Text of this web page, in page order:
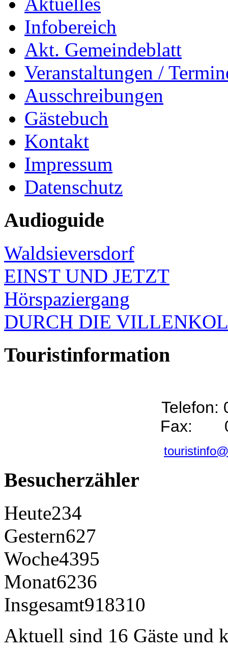
Infobereich
Akt. Gemeindeblatt
Veranstaltungen /
Ausschreibungen
Gästebuch
Kontakt
Impressum
Datenschutz
Audioguide
Waldsieversdorf
EINST UND JETZT
Hörspaziergang
DURCH DIE
Touristinformation
Telefon:
Fax:
Besucherzähler
Heute234
Gestern627
Woche4395
Monat6236
Insgesamt918310
Aktuell sind 16 Gäste und